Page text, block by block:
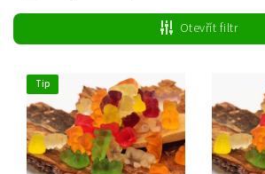
Nejlevnější
Nejdražší
Abecedně
Otevřít filtr
Tip